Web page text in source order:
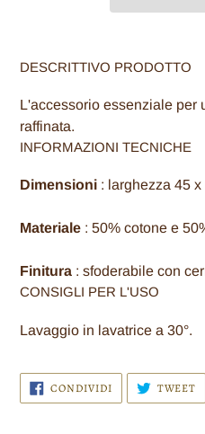
del
nel
carrello
DESCRITTIVO PRODOTTO
L'accessorio essenziale per
raffinata.
INFORMAZIONI TECNICHE
Dimensioni : larghezza 45
Materiale : 50% cotone e
Finitura : sfoderabile con
CONSIGLI PER L'USO
Lavaggio in lavatrice a 30°.
CONDIVIDICONDIVIDI
SU
FACEBOOK
TWEET